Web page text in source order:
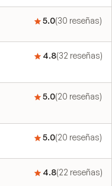
5.0(30 reseñas)
4.8(32 reseñas)
5.0(20 reseñas)
5.0(20 reseñas)
4.8(22 reseñas)